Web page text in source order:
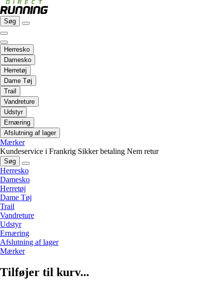
Søg
Herresko
Damesko
Herretøj
Dame Tøj
Trail
Vandreture
Udstyr
Ernæring
Afslutning af lager
Mærker
Kundeservice i Frankrig Sikker betaling Nem retur
Søg
Herresko
Damesko
Herretøj
Dame Tøj
Trail
Vandreture
Udstyr
Ernæring
Afslutning af lager
Mærker
Tilføjer til kurv...